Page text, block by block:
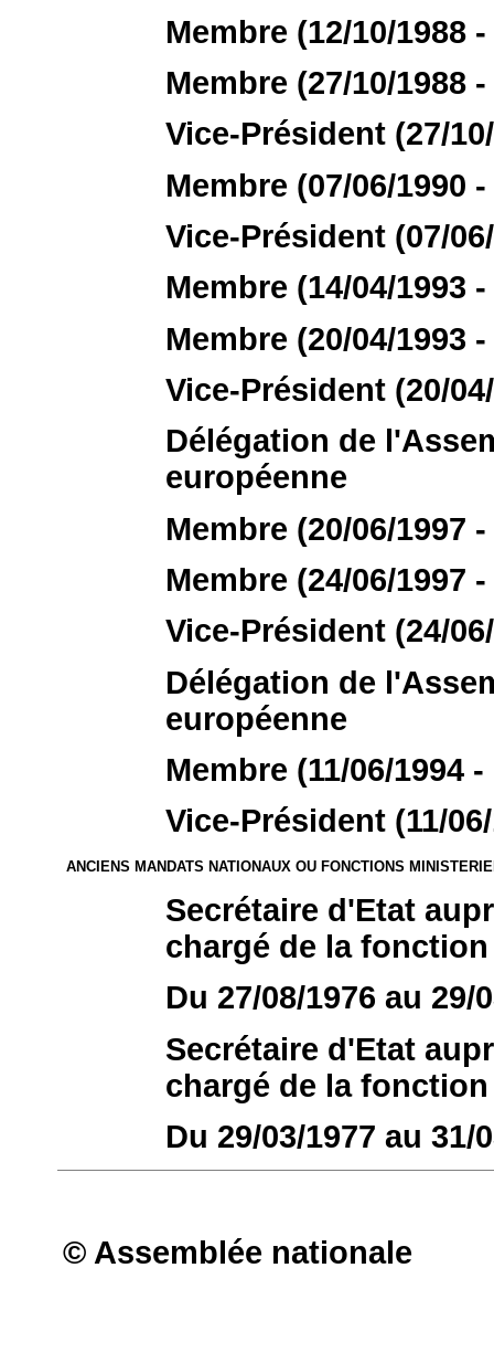
Membre (12/10/1988
Membre (27/10/1988
Vice-Président (27/
Membre (07/06/1990
Vice-Président (07/
Membre (14/04/1993
Membre (20/04/1993
Vice-Président (20/
Délégation de
européenne
Membre (20/06/1997
Membre (24/06/1997
Vice-Président (24/
Délégation de
européenne
Membre (11/06/1994 -
Vice-Président (11/
ANCIENS MANDATS NATIONAUX OU FONCTIONS
Secrétaire d'Etat
chargé de la
Du 27/08/1976 au 29/
Secrétaire d'Etat
chargé de la
Du 29/03/1977 au 31/
© Assemblée nationale